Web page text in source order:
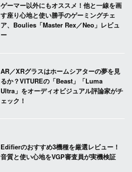
ゲーマー以外にもオススメ！他と一線を画
す座り心地と使い勝手のゲーミングチェ
ア、Boulies「Master Rex／Neo」レビュ
ー
AR／XRグラスはホームシアターの夢を見
るか？VITUREの「Beast」「Luma
Ultra」をオーディオビジュアル評論家がチ
ェック！
Edifierのおすすめ3機種を厳選レビュー！
音質と使い心地をVGP審査員が実機検証